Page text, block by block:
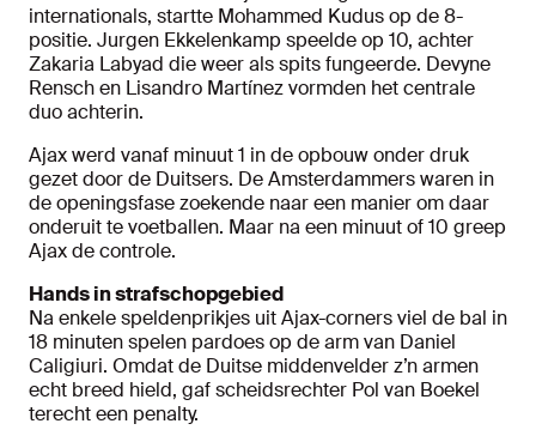
internationals, startte Mohammed Kudus op de 8-
positie. Jurgen Ekkelenkamp speelde op 10, achter
Zakaria Labyad die weer als spits fungeerde. Devyne
Rensch en Lisandro Martínez vormden het centrale
duo achterin.
Ajax werd vanaf minuut 1 in de opbouw onder druk
gezet door de Duitsers. De Amsterdammers waren in
de openingsfase zoekende naar een manier om daar
onderuit te voetballen. Maar na een minuut of 10 greep
Ajax de controle.
Hands in strafschopgebied
Na enkele speldenprikjes uit Ajax-corners viel de bal in
18 minuten spelen pardoes op de arm van Daniel
Caligiuri. Omdat de Duitse middenvelder z’n armen
echt breed hield, gaf scheidsrechter Pol van Boekel
terecht een penalty.